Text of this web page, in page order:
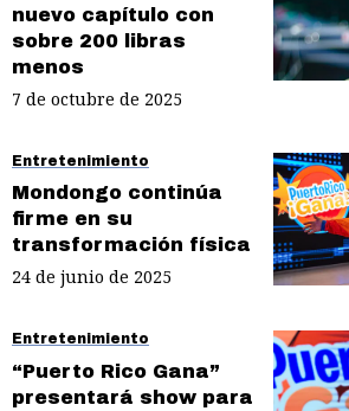
nuevo capítulo con
sobre 200 libras
menos
7 de octubre de 2025
Entretenimiento
Mondongo continúa
firme en su
transformación física
24 de junio de 2025
Entretenimiento
“Puerto Rico Gana”
presentará show para